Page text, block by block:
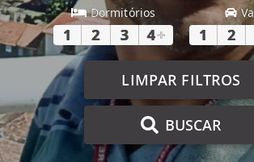
Dormitórios
1 2 3 4+ 1 2
LIMPAR FILTROS
BUSCAR